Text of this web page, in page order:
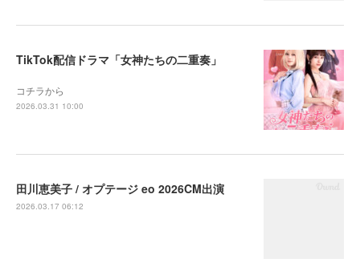
TikTok配信ドラマ「女神たちの二重奏」
コチラから
2026.03.31 10:00
田川恵美子 / オプテージ eo 2026CM出演
2026.03.17 06:12